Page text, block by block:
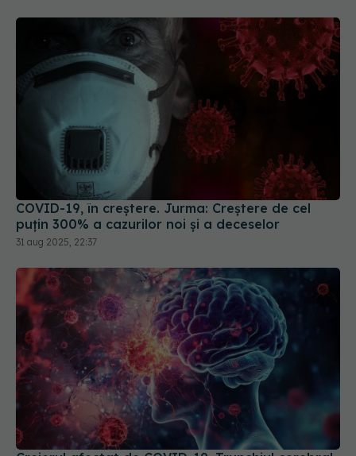
COVID-19, în creștere. Jurma: Creștere de cel
puțin 300% a cazurilor noi și a deceselor
31 aug 2025, 22:37